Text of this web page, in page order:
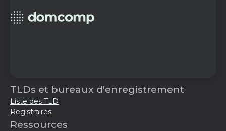
TLDs et bureaux d'enregistrement
Liste des TLD
Registraires
Ressources